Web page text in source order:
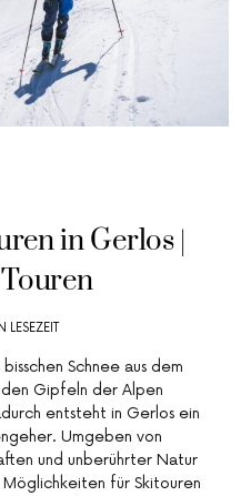
in Gerlos |
Schnee aus dem
Gipfeln der Alpen
entsteht in Gerlos ein
Umgeben von
und unberührter Natur
für Skitouren